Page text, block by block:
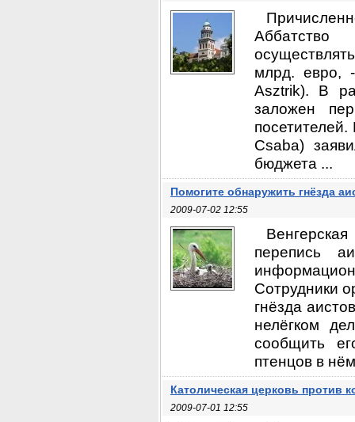
млрд. евро,
Asztrik). В
заложен
Csaba)
бюджета ...
Помогите обнаружить гнёзда
2009-07-02 12:55
перепись
Сотрудники
гнёзда
нелёгком
сообщить
птенцов в
Католическая церковь против
2009-07-01 12:55